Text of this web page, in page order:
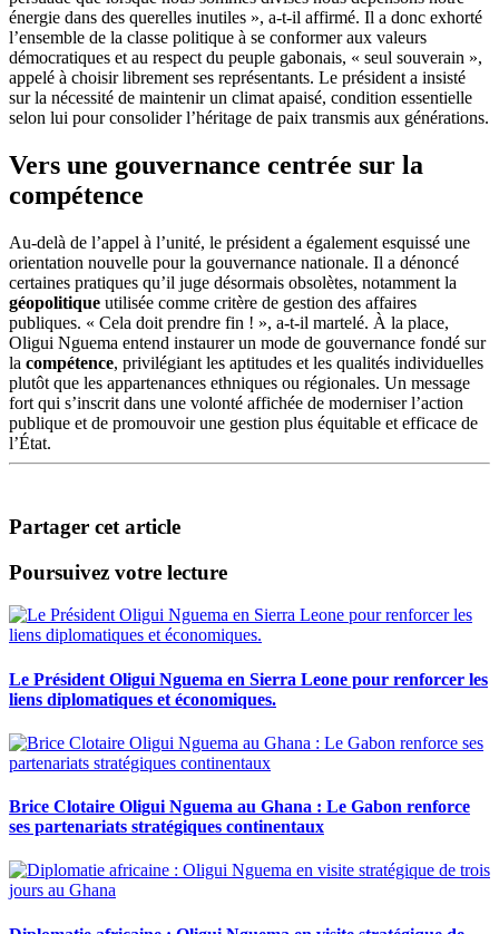
énergie dans des querelles inutiles », a-t-il affirmé. Il a donc exhorté
l’ensemble de la classe politique à se conformer aux valeurs
démocratiques et au respect du peuple gabonais, « seul souverain »,
appelé à choisir librement ses représentants. Le président a insisté
sur la nécessité de maintenir un climat apaisé, condition essentielle
selon lui pour consolider l’héritage de paix transmis aux générations.
Vers une gouvernance centrée sur la
compétence
Au-delà de l’appel à l’unité, le président a également esquissé une
orientation nouvelle pour la gouvernance nationale. Il a dénoncé
certaines pratiques qu’il juge désormais obsolètes, notamment la
géopolitique utilisée comme critère de gestion des affaires
publiques. « Cela doit prendre fin ! », a-t-il martelé. À la place,
Oligui Nguema entend instaurer un mode de gouvernance fondé sur
la compétence, privilégiant les aptitudes et les qualités individuelles
plutôt que les appartenances ethniques ou régionales. Un message
fort qui s’inscrit dans une volonté affichée de moderniser l’action
publique et de promouvoir une gestion plus équitable et efficace de
l’État.
Partager cet article
Poursuivez votre lecture
Le Président Oligui Nguema en Sierra Leone pour renforcer les
liens diplomatiques et économiques.
Brice Clotaire Oligui Nguema au Ghana : Le Gabon renforce
ses partenariats stratégiques continentaux